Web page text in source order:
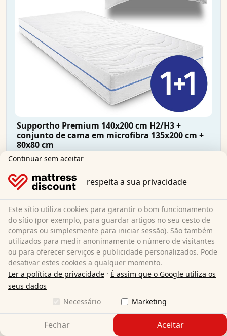
Supportho Premium 140x200 cm H2/H3 +
conjunto de cama em microfibra 135x200 cm +
80x80 cm
Tamanho:
140 x 200 cm
Material:
Altura total:
18 cm
Grau de dureza:
H2/H3
149,95 €
Envio gratuito
Disponível imediatamente
Continuar sem aceitar
respeita a sua privacidade
Este sítio utiliza cookies para garantir o bom funcionamento
do sítio (por exemplo, para guardar artigos no seu cesto de
compras ou simplesmente para iniciar sessão). São também
utilizados para medir anonimamente o número de visitantes
ou para oferecer serviços e publicidade personalizados. Pode
desativar estes cookies a qualquer momento.
Ler a política de privacidade · É assim que o Google utiliza os
seus dados
Necessário
Marketing
Fechar Aceitar